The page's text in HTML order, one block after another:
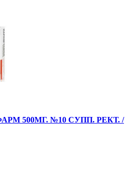
500МГ. №10 СУПП. РЕКТ. /